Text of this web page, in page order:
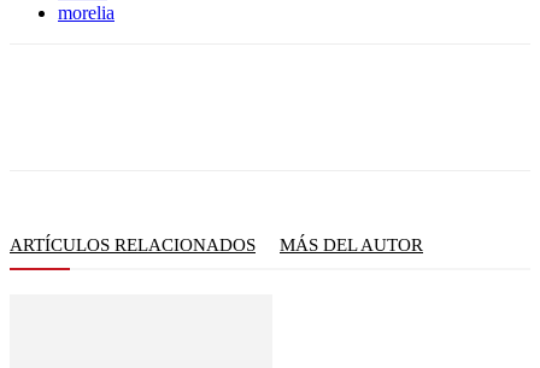
morelia
ARTÍCULOS RELACIONADOS MÁS DEL AUTOR